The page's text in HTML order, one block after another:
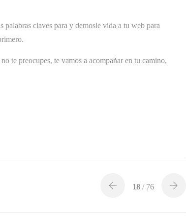
claves para y demosle vida a tu web para
te preocupes, te vamos a acompañar en tu camino,
18 / 76